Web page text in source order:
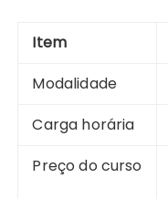
Item
Modalidade
Carga horária
Preço do curso